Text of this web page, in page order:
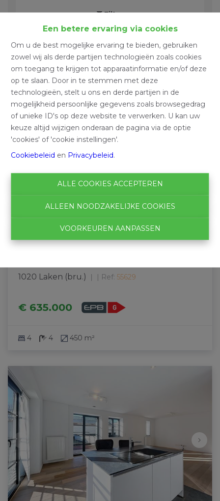
Een betere ervaring via cookies
Om u de best mogelijke ervaring te bieden, gebruiken
zowel wij als derde partijen technologieën zoals cookies
om toegang te krijgen tot apparaatinformatie en/of deze
op te slaan. Door in te stemmen met deze
technologieën, stelt u ons en derde partijen in de
mogelijkheid persoonlijke gegevens zoals browsegedrag
of unieke ID's op deze website te verwerken. U kan uw
keuze altijd wijzigen onderaan de pagina via de optie
'cookies' of 'cookie instellingen'.
Cookiebeleid en Privacybeleid.
ALLE COOKIES ACCEPTEREN
ALLEEN NOODZAKELIJKE COOKIES
VOORKEUREN AANPASSEN
Filter
Opbrengsteigendom
1020 Laken (bru.) | Ref: 55629
€ 635.000
4 4 450 m²